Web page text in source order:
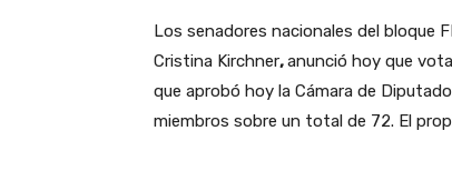
Los senadores nacionales del bloque
Cristina Kirchner,anunció hoy que
que aprobó hoy la Cámara de
miembros sobre un total de 72. El